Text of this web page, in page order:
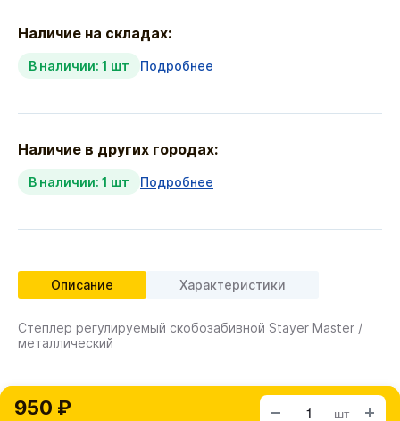
Наличие на складах:
В наличии: 1 шт Подробнее
Наличие в других городах:
В наличии: 1 шт Подробнее
Описание Характеристики
Степлер регулируемый скобозабивной Stayer Master /
металлический
950 ₽ шт